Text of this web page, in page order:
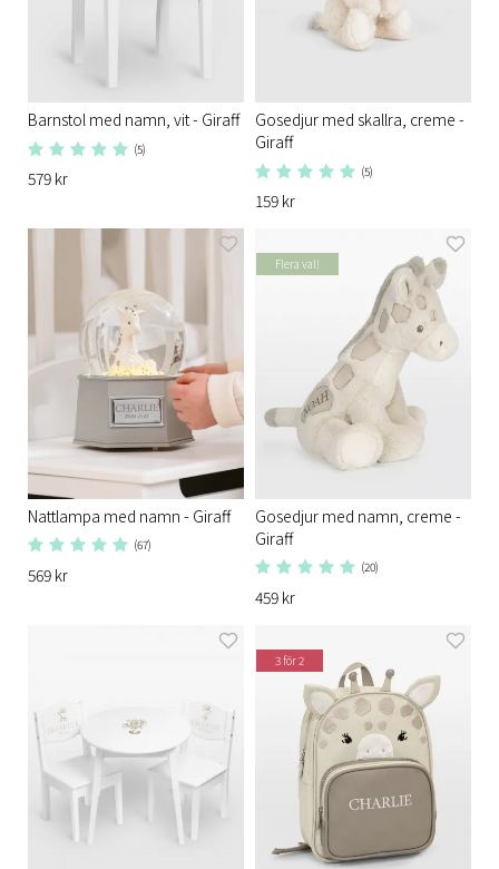
Barnstol med namn, vit - Giraff
(5)
579 kr
Gosedjur med skallra, creme -
Giraff
(5)
159 kr
Nattlampa med namn - Giraff
(67)
569 kr
Flera val!
Gosedjur med namn, creme -
Giraff
(20)
459 kr
3 för 2